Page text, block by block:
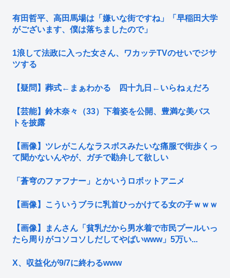
有田哲平、高田馬場は「嫌いな街ですね」「早稲田大学
がございます、僕は落ちましたので」
1浪して法政に入った女さん、ワカッテTVのせいでジサ
ツする
【疑問】葬式←まぁわかる 四十九日←いらねぇだろ
【芸能】鈴木奈々（33）下着姿を公開、豊満な美バス
トを披露
【画像】ツレがこんなラスボスみたいな痛服で街歩くっ
て聞かないんやが、ガチで勘弁して欲しい
「蒼穹のファフナー」とかいうロボットアニメ
【画像】こういうブラに乳首ひっかけてる女の子ｗｗｗ
【画像】まんさん「貧乳だから男水着で市民プールいっ
たら周りがコソコソしだしてやばいwww」5万い...
X、収益化が9/7に終わるwww